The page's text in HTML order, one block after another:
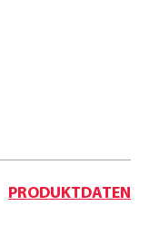
PRODUKTDATEN